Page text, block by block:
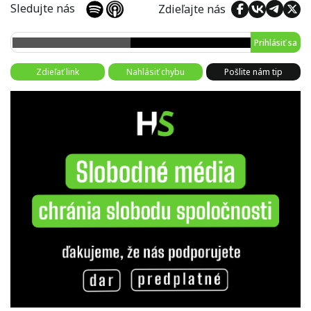
Sledujte nás Zdieľajte nás
Prihlásiť sa
Zdieľať link Nahlásiť chybu Pošlite nám tip